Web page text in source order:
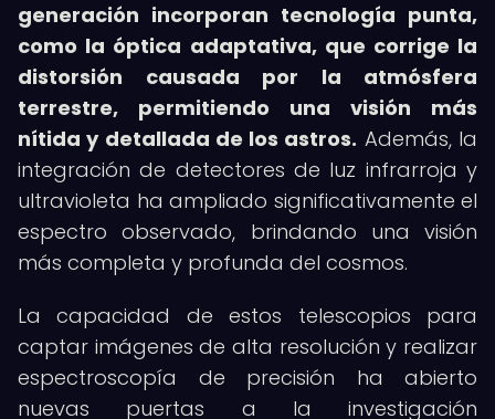
generación incorporan tecnología punta,
como la óptica adaptativa, que corrige la
distorsión causada por la atmósfera
terrestre, permitiendo una visión más
nítida y detallada de los astros. Además, la
integración de detectores de luz infrarroja y
ultravioleta ha ampliado significativamente el
espectro observado, brindando una visión
más completa y profunda del cosmos.
La capacidad de estos telescopios para
captar imágenes de alta resolución y realizar
espectroscopía de precisión ha abierto
nuevas puertas a la investigación